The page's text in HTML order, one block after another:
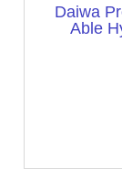
Daiwa
Able